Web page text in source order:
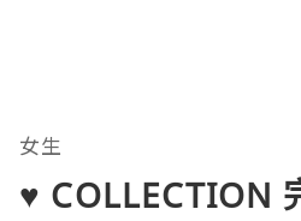
女生
♥ COLLECTION